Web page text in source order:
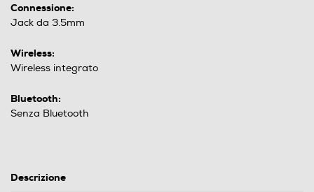
Connessione:
Jack da 3.5mm
Wireless:
Wireless integrato
Bluetooth:
Senza Bluetooth
Descrizione